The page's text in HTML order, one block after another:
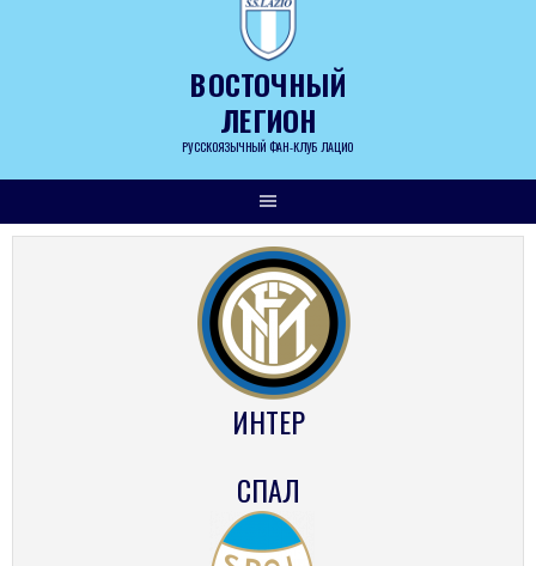
ВОСТОЧНЫЙ
ЛЕГИОН
РУССКОЯЗЫЧНЫЙ ФАН-КЛУБ ЛАЦИО
ИНТЕР
СПАЛ